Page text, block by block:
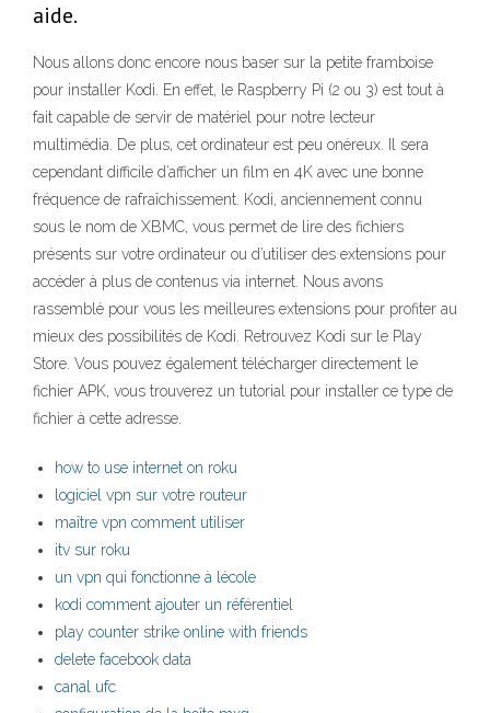
aide.
Nous allons donc encore nous baser sur la petite framboise
pour installer Kodi. En effet, le Raspberry Pi (2 ou 3) est tout à
fait capable de servir de matériel pour notre lecteur
multimédia. De plus, cet ordinateur est peu onéreux. Il sera
cependant difficile d’afficher un film en 4K avec une bonne
fréquence de rafraîchissement. Kodi, anciennement connu
sous le nom de XBMC, vous permet de lire des fichiers
présents sur votre ordinateur ou d’utiliser des extensions pour
accéder à plus de contenus via internet. Nous avons
rassemblé pour vous les meilleures extensions pour profiter au
mieux des possibilités de Kodi. Retrouvez Kodi sur le Play
Store. Vous pouvez également télécharger directement le
fichier APK, vous trouverez un tutorial pour installer ce type de
fichier à cette adresse.
how to use internet on roku
logiciel vpn sur votre routeur
maître vpn comment utiliser
itv sur roku
un vpn qui fonctionne à lécole
kodi comment ajouter un référentiel
play counter strike online with friends
delete facebook data
canal ufc